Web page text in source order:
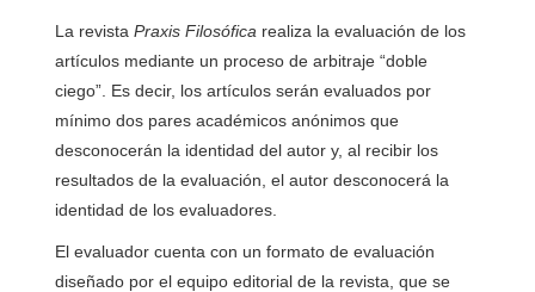
La revistaPraxis Filosófica realiza la evaluación de los
artículos mediante un proceso de arbitraje “doble
ciego”. Es decir, los artículos serán evaluados por
mínimo dos pares académicos anónimos que
desconocerán la identidad del autor y, al recibir los
resultados de la evaluación, el autor desconocerá la
identidad de los evaluadores.
El evaluador cuenta con un formato de evaluación
diseñado por el equipo editorial de la revista, que se